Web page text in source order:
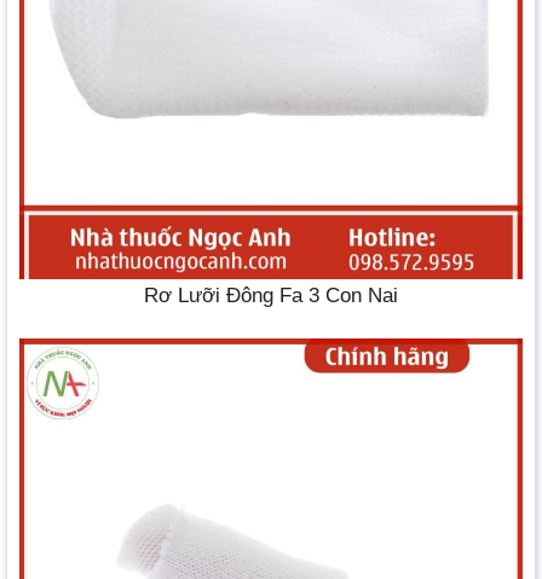
Rơ Lưỡi Đông Fa 3 Con Nai